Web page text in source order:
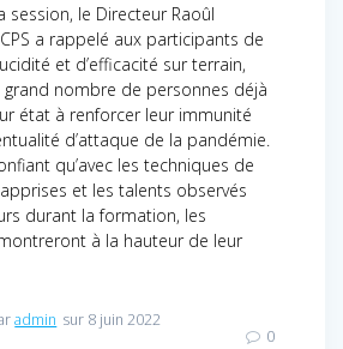
le Directeur Raoûl
a rappelé aux participants de
et d’efficacité sur terrain,
nombre de personnes déjà
état à renforcer leur immunité
d’attaque de la pandémie.
qu’avec les techniques de
et les talents observés
durant la formation, les
à la hauteur de leur
admin sur 8 juin 2022
0